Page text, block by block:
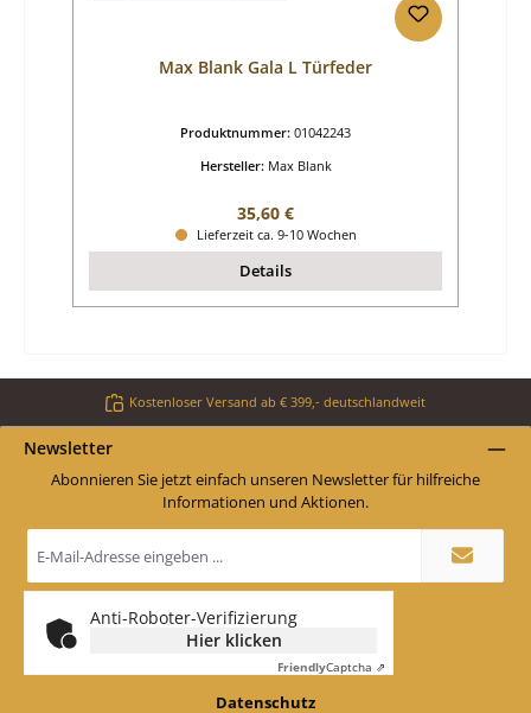
Max Blank Gala L Türfeder
Produktnummer: 01042243
Hersteller: Max Blank
Regulärer Preis:
35,60 €
Lieferzeit ca. 9-10 Wochen
Details
Kostenloser Versand ab € 399,- deutschlandweit
Newsletter
Abonnieren Sie jetzt einfach unseren Newsletter für hilfreiche
Informationen und Aktionen.
Mail-
Adresse
*
Anti-Roboter-Verifizierung
Hier klicken
FriendlyCaptcha ⇗
Datenschutz